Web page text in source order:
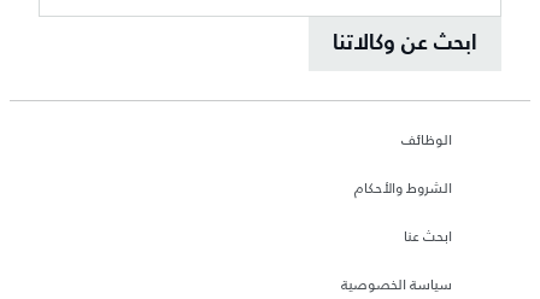
ابحث عن وكالاتنا
الوظائف
الشروط والأحكام
ابحث عنا
سياسة الخصوصية